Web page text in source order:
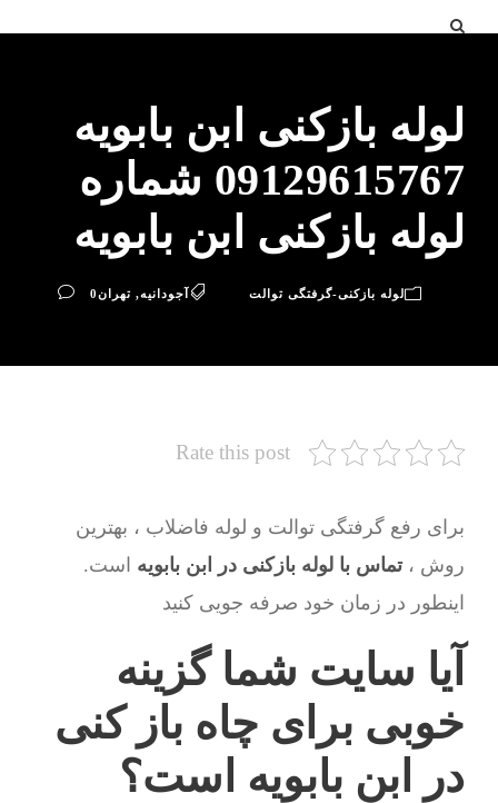
لوله بازکنی ابن بابویه
09129615767 شماره
لوله بازکنی ابن بابویه
لوله بازکنی-گرفتگی توالت آجودانیه, تهران0
Rate this post
برای رفع گرفتگی توالت و لوله فاضلاب ، بهترین
روش ،تماس با لوله بازکنی در ابن بابویه است.
اینطور در زمان خود صرفه جویی کنید
آیا سایت شما گزینه
خوبی برای چاه باز کنی
در ابن بابویه است؟